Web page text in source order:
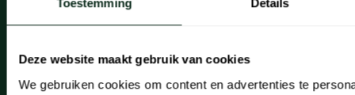
Toestemming Details
Deze website maakt gebruik van cookies
We gebruiken cookies om content en advertenties te
Heemstede
Hillegom